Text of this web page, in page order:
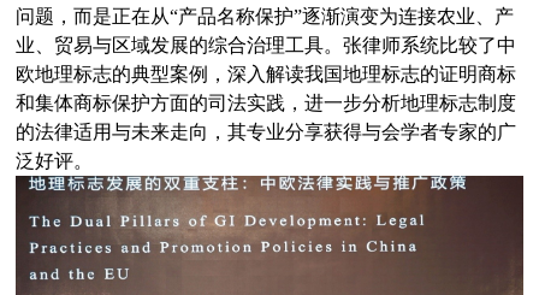
问题，而是正在从“产品名称保护”逐渐演变为连接农业、产
业、贸易与区域发展的综合治理工具。张律师系统比较了中
欧地理标志的典型案例，深入解读我国地理标志的证明商标
和集体商标保护方面的司法实践，进一步分析地理标志制度
的法律适用与未来走向，其专业分享获得与会学者专家的广
泛好评。